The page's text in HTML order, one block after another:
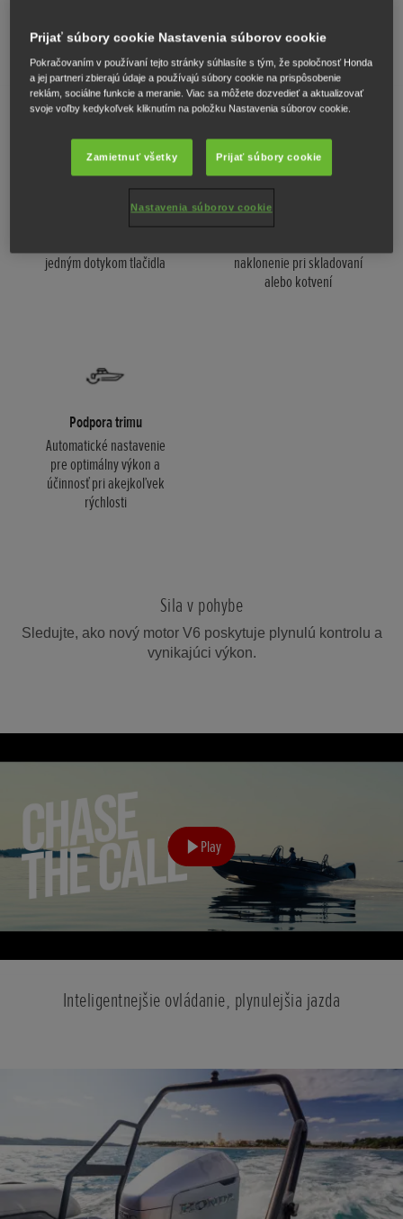
jedným dotykom tlačidla
naklonenie pri skladovaní
alebo kotvení
Podpora trimu
Automatické nastavenie
pre optimálny výkon a
účinnosť pri akejkoľvek
rýchlosti
Sila v pohybe
Sledujte, ako nový motor V6 poskytuje plynulú kontrolu a
vynikajúci výkon.
Play
Inteligentnejšie ovládanie, plynulejšia jazda
Prijať súbory cookie Nastavenia súborov cookie
Pokračovaním v používaní tejto stránky súhlasíte s tým, že spoločnosť Honda
a jej partneri zbierajú údaje a používajú súbory cookie na prispôsobenie
reklám, sociálne funkcie a meranie. Viac sa môžete dozvedieť a aktualizovať
svoje voľby kedykoľvek kliknutím na položku Nastavenia súborov cookie.
Zamietnuť všetky Prijať súbory cookie
Nastavenia súborov cookie